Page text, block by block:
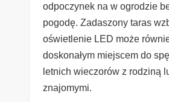
odpoczynek na w ogrodzie
pogodę. Zadaszony taras
oświetlenie LED może
doskonałym miejscem do
letnich wieczorów z rodziną
znajomymi.